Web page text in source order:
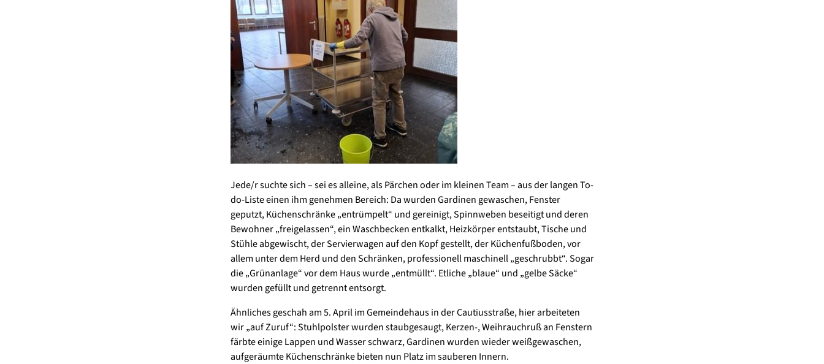
Jede/r suchte sich – sei es alleine, als Pärchen oder im kleinen Team – aus der langen To-
do-Liste einen ihm genehmen Bereich: Da wurden Gardinen gewaschen, Fenster
geputzt, Küchenschränke „entrümpelt“ und gereinigt, Spinnweben beseitigt und deren
Bewohner „freigelassen“, ein Waschbecken entkalkt, Heizkörper entstaubt, Tische und
Stühle abgewischt, der Servierwagen auf den Kopf gestellt, der Küchenfußboden, vor
allem unter dem Herd und den Schränken, professionell maschinell „geschrubbt“. Sogar
die „Grünanlage“ vor dem Haus wurde „entmüllt“. Etliche „blaue“ und „gelbe Säcke“
wurden gefüllt und getrennt entsorgt.
Ähnliches geschah am 5. April im Gemeindehaus in der Cautiusstraße, hier arbeiteten
wir „auf Zuruf“: Stuhlpolster wurden staubgesaugt, Kerzen-, Weihrauchruß an Fenstern
färbte einige Lappen und Wasser schwarz, Gardinen wurden wieder weißgewaschen,
aufgeräumte Küchenschränke bieten nun Platz im sauberen Innern.